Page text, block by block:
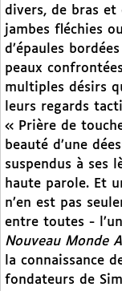
divers, de bras et
jambes fléchies
d’épaules
peaux
multiples désirs
leurs regards
« Prière de
beauté d’une
suspendus à ses
haute parole. Et
n’en est pas
entre toutes -
Nouveau Monde
la connaissance
fondateurs de